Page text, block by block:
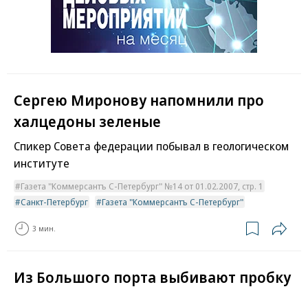
Сергею Миронову напомнили про
халцедоны зеленые
Спикер Совета федерации побывал в геологическом
институте
Газета "Коммерсантъ С-Петербург" №14 от 01.02.2007, стр. 1
Санкт-Петербург
Газета "Коммерсантъ С-Петербург"
3 мин.
Из Большого порта выбивают пробку